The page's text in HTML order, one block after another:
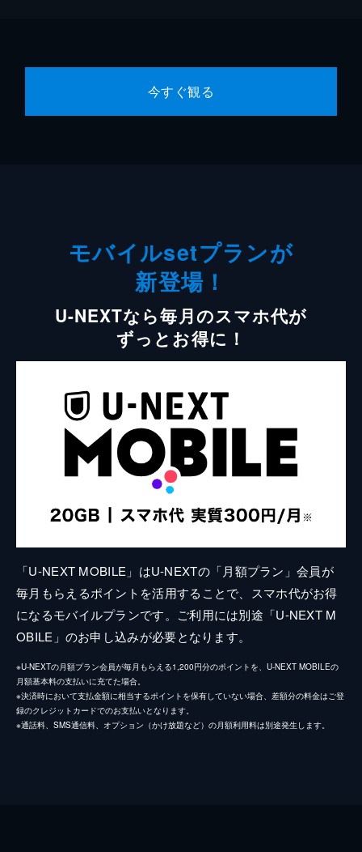
今すぐ観る
モバイルsetプランが
新登場！
U-NEXTなら毎月のスマホ代が
ずっとお得に！
「U-NEXT MOBILE」はU-NEXTの「月額プラン」会員が
毎月もらえるポイントを活用することで、スマホ代がお得
になるモバイルプランです。ご利用には別途「U-NEXT M
OBILE」のお申し込みが必要となります。
※U-NEXTの月額プラン会員が毎月もらえる1,200円分のポイントを、U-NEXT MOBILEの
月額基本料の支払いに充てた場合。
※決済時において支払金額に相当するポイントを保有していない場合、差額分の料金はご登
録のクレジットカードでのお支払いとなります。
※通話料、SMS通信料、オプション（かけ放題など）の月額利用料は別途発生します。